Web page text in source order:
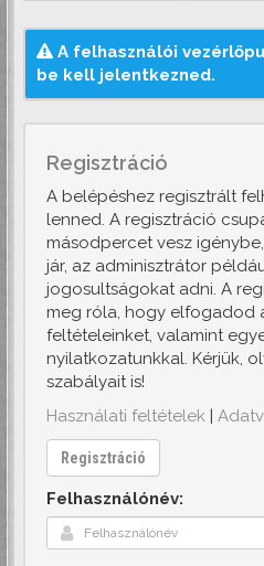
A felhasználói
be kell jelentkezned.
Regisztráció
A belépéshez regisztrált
lenned. A regisztráció
másodpercet vesz
jár, az adminisztrátor
jogosultságokat adni. A
meg róla, hogy elfogadod
feltételeinket, valamint
nyilatkozatunkkal. Kérjük,
szabályait is!
Használati feltételek |
Regisztráció
Felhasználónév: